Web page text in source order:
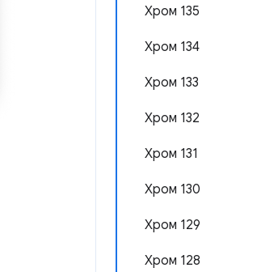
Хром 135
Хром 134
Хром 133
Хром 132
Хром 131
Хром 130
Хром 129
Хром 128